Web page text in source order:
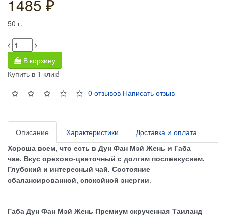
1485 ₽
50 г.
В корзину
Купить в 1 клик!
0 отзывов Написать отзыв
Описание Характеристики Доставка и оплата
Хороша всем, что есть в Дун Фан Мэй Жень и Габа
чае. Вкус орехово-цветочный с долгим послевкусием.
Глубокий и интересный чай. Состояние
сбалансированной, спокойной энергии.
Габа Дун Фан Мэй Жень Премиум скрученная Таиланд